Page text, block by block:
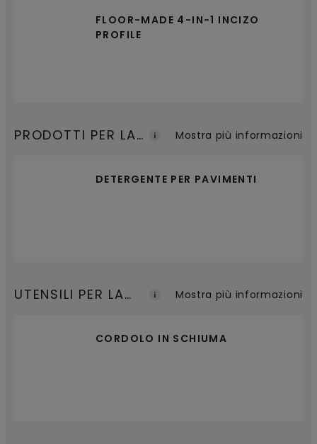
FLOOR-MADE 4-IN-1 INCIZO
PROFILE
PRODOTTI PER LA
DETERGENTE PER PAVIMENTI
Mostra più informazioni
UTENSILI PER LA
CORDOLO IN SCHIUMA
Mostra più informazioni